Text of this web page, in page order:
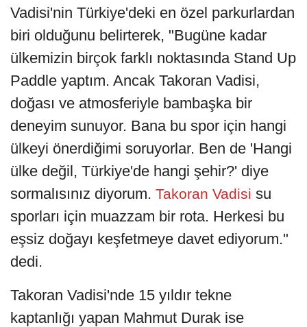
Vadisi'nin Türkiye'deki en özel parkurlardan
biri olduğunu belirterek, "Bugüne kadar
ülkemizin birçok farklı noktasında Stand Up
Paddle yaptım. Ancak Takoran Vadisi,
doğası ve atmosferiyle bambaşka bir
deneyim sunuyor. Bana bu spor için hangi
ülkeyi önerdiğimi soruyorlar. Ben de 'Hangi
ülke değil, Türkiye'de hangi şehir?' diye
sormalısınız diyorum. Takoran Vadisi su
sporları için muazzam bir rota. Herkesi bu
eşsiz doğayı keşfetmeye davet ediyorum."
dedi.
Takoran Vadisi'nde 15 yıldır tekne
kaptanlığı yapan Mahmut Durak ise